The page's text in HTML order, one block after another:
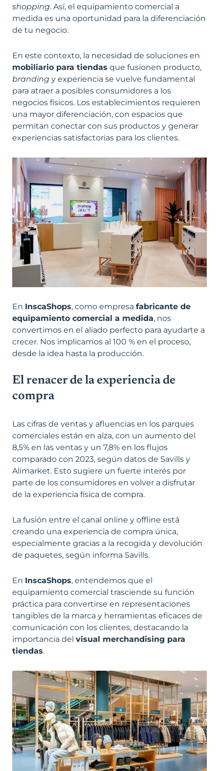
shopping. Así, el equipamiento comercial a
medida es una oportunidad para la diferenciación
de tu negocio.
En este contexto, la necesidad de soluciones en
mobiliario para tiendas que fusionen producto,
branding y experiencia se vuelve fundamental
para atraer a posibles consumidores a los
negocios físicos. Los establecimientos requieren
una mayor diferenciación, con espacios que
permitan conectar con sus productos y generar
experiencias satisfactorias para los clientes.
En InscaShops, como empresa fabricante de
equipamiento comercial a medida, nos
convertimos en el aliado perfecto para ayudarte a
crecer. Nos implicamos al 100 % en el proceso,
desde la idea hasta la producción.
El renacer de la experiencia de
compra
Las cifras de ventas y afluencias en los parques
comerciales están en alza, con un aumento del
8,5% en las ventas y un 7,8% en los flujos
comparado con 2023, según datos de Savills y
Alimarket. Esto sugiere un fuerte interés por
parte de los consumidores en volver a disfrutar
de la experiencia física de compra.
La fusión entre el canal online y offline está
creando una experiencia de compra única,
especialmente gracias a la recogida y devolución
de paquetes, según informa Savills.
En InscaShops, entendemos que el
equipamiento comercial trasciende su función
práctica para convertirse en representaciones
tangibles de la marca y herramientas eficaces de
comunicación con los clientes, destacando la
importancia del visual merchandising para
tiendas.